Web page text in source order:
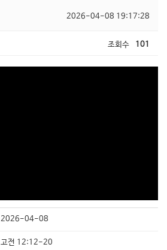
2026-04-08 19:17:28
조회수 101
2026-04-08
고전 12:12-20